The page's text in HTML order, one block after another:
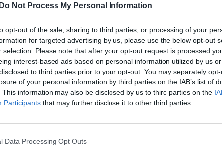
Do Not Process My Personal Information
opt-out of the sale, sharing to third parties, or processing of your
for targeted advertising by us, please use the below opt-out
selection. Please note that after your opt-out request is processed
interest-based ads based on personal information utilized by us
to third parties prior to your opt-out. You may separately
of your personal information by third parties on the IAB’s list of
This information may also be disclosed by us to third parties on the
Participants that may further disclose it to other third parties.
Data Processing Opt Outs
Prancūzijoje užėmusios 5-ąją vietą.
metų Rio de Žaneiro olimpiada Milda Valčiukaitė